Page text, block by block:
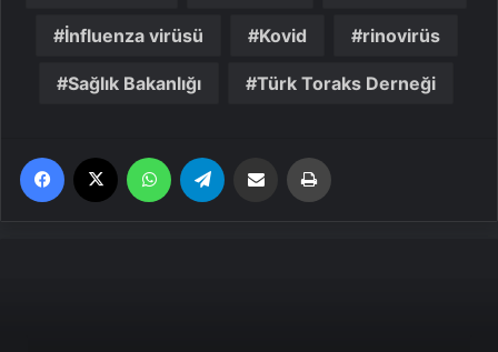
İnfluenza virüsü Kovid rinovirüs
Sağlık Bakanlığı Türk Toraks Derneği
Facebook WhatsApp Email'den paylaş